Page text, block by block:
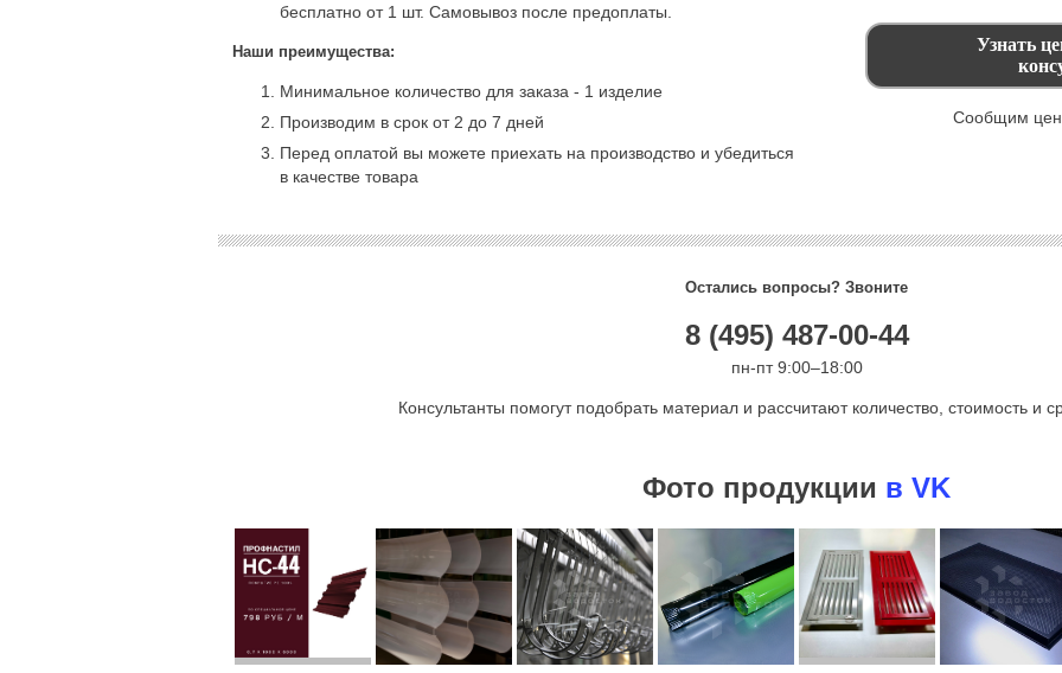
бесплатно от 1 шт. Самовывоз после предоплаты.
Наши преимущества:
Минимальное количество для заказа - 1 изделие
Производим в срок от 2 до 7 дней
Перед оплатой вы можете приехать на производство и убедиться
в качестве товара
Сообщим
Остались вопросы? Звоните
8 (495) 487-00-44
пн-пт 9:00–18:00
Консультанты помогут подобрать материал и рассчитают количество, стоимость и
Фото продукции в VK